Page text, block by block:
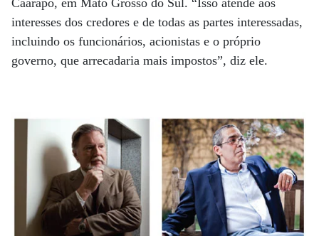
Caarapó, em Mato Grosso do Sul. “Isso atende aos
interesses dos credores e de todas as partes interessadas,
incluindo os funcionários, acionistas e o próprio
governo, que arrecadaria mais impostos”, diz ele.